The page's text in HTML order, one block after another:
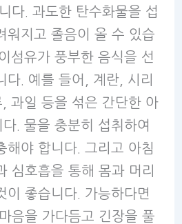
다. 과도한 탄수화물을 섭
워지고 졸음이 올 수 있습
섬유가 풍부한 음식을 선
다. 예를 들어, 계란, 시리
과일 등을 섞은 간단한 아
. 물을 충분히 섭취하여
해야 합니다. 그리고 아침
심호흡을 통해 몸과 머리
이 좋습니다. 가능하다면
음을 가다듬고 긴장을 풀